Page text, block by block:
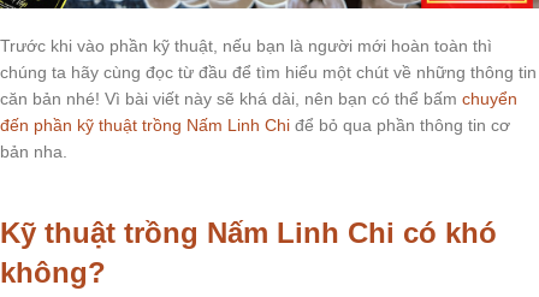
Trước khi vào phần kỹ thuật, nếu bạn là người mới hoàn toàn thì
chúng ta hãy cùng đọc từ đầu để tìm hiểu một chút về những thông tin
căn bản nhé! Vì bài viết này sẽ khá dài, nên bạn có thể bấm chuyển
đến phần kỹ thuật trồng Nấm Linh Chi để bỏ qua phần thông tin cơ
bản nha.
Kỹ thuật trồng Nấm Linh Chi có khó
không?